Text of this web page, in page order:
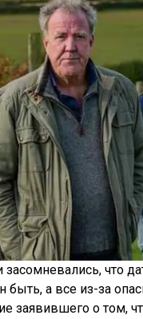
что
быть, а все из-за
заявившего о том,